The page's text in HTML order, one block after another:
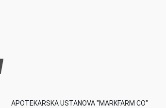
APOTEKARSKA USTANOVA "MARKFARM CO"